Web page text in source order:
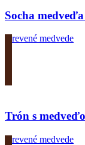
Socha
Drevené medvede
Trón s
Drevené medvede